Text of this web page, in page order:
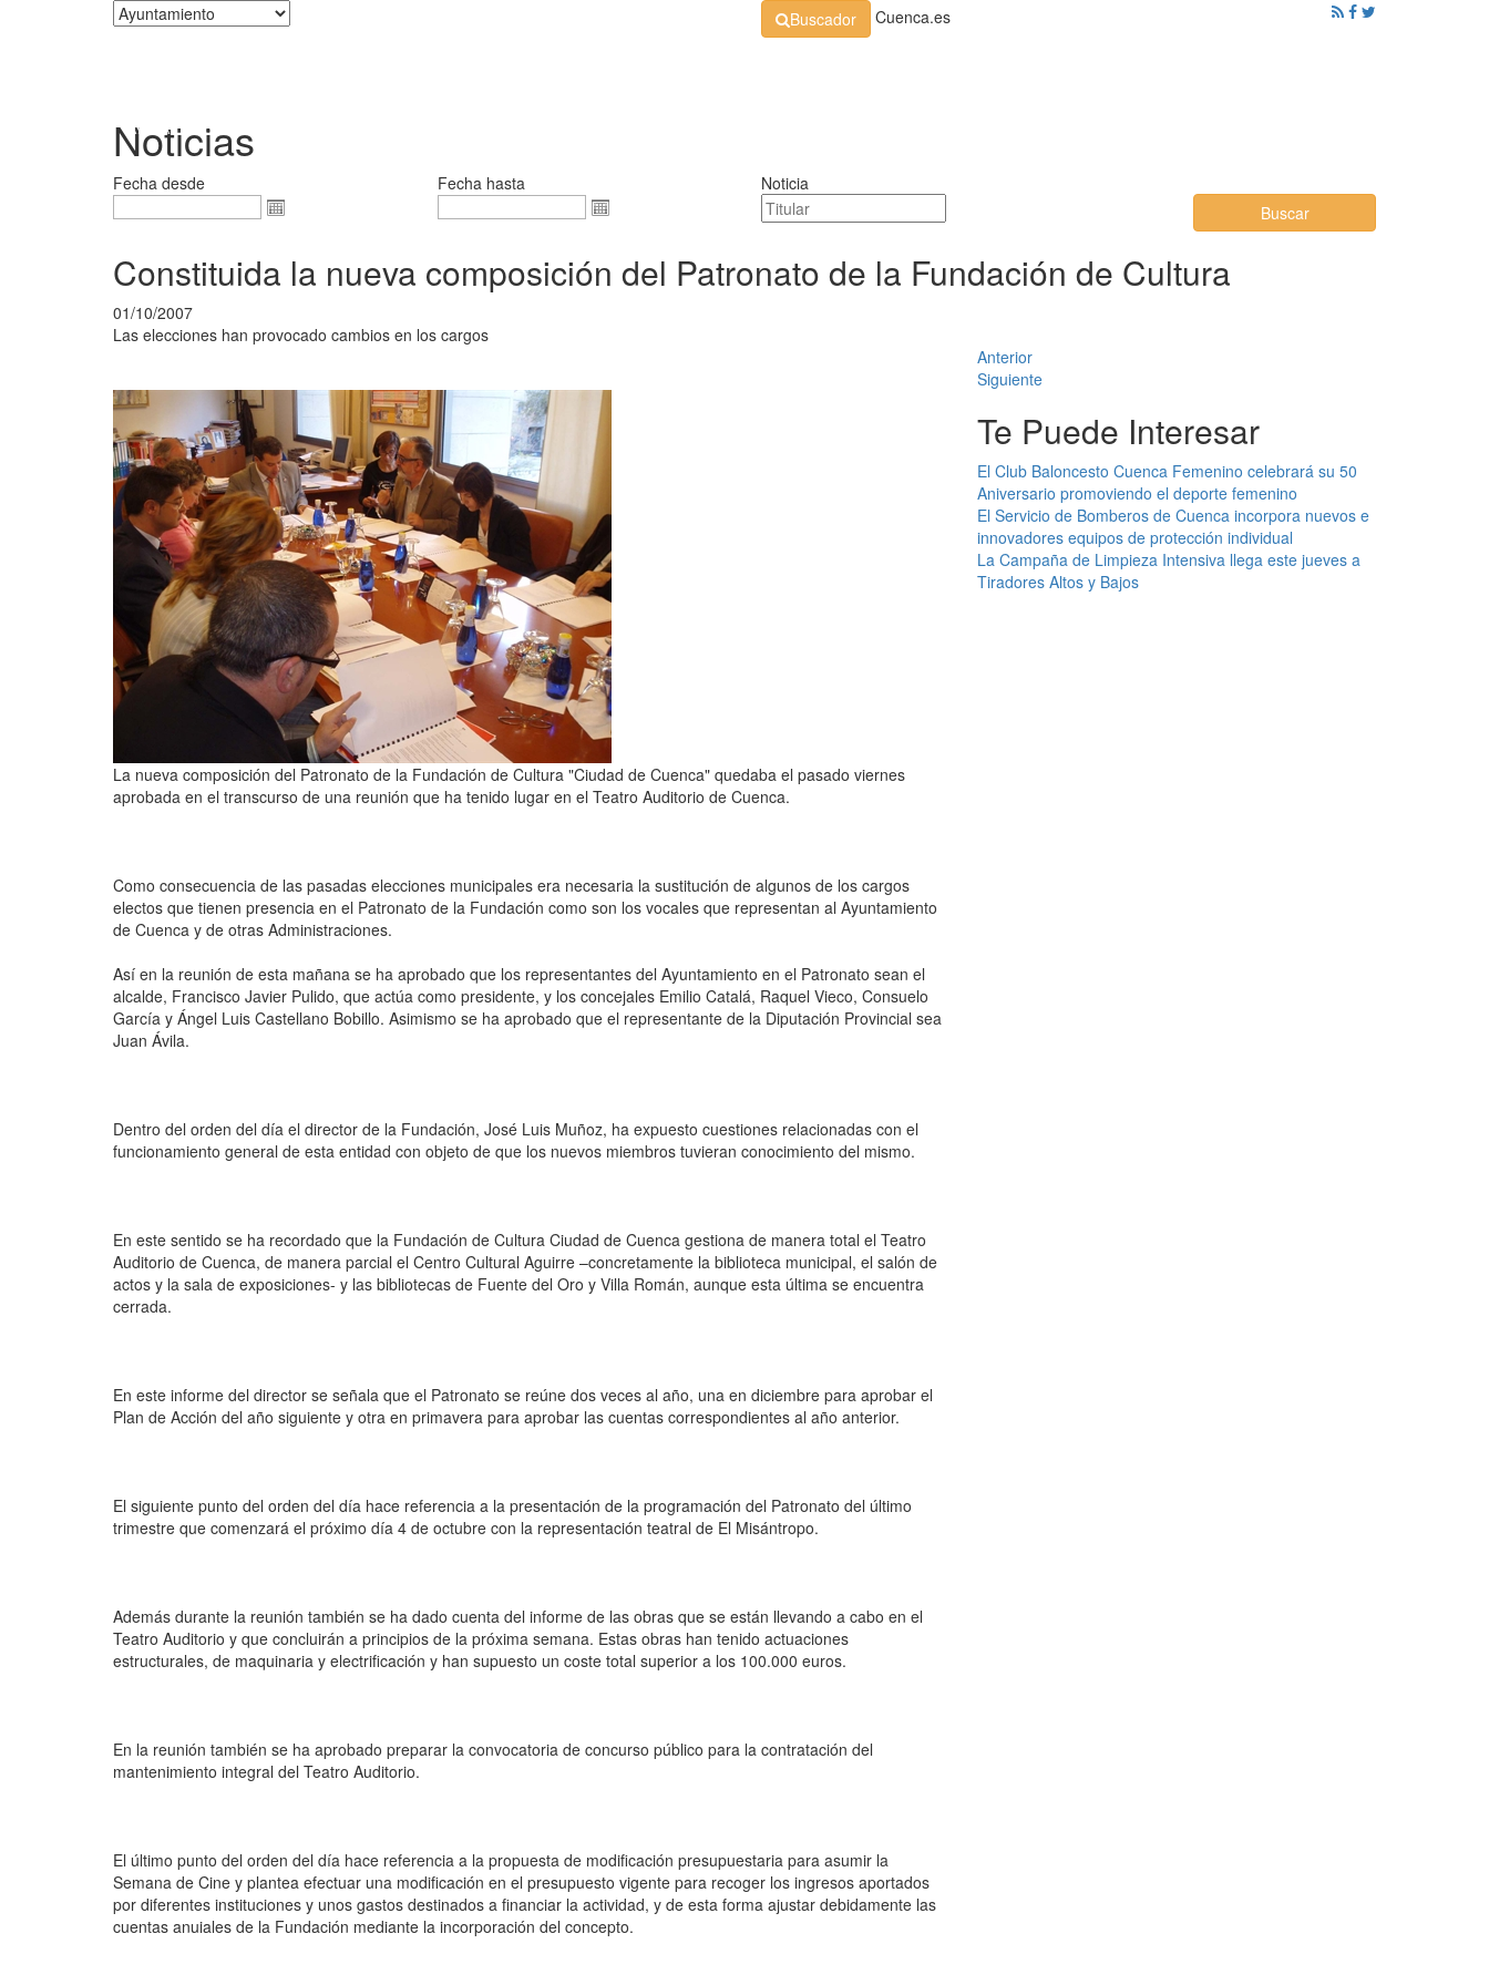
Buscador Cuenca.es
Noticias
Fecha desde Fecha hasta
Noticia
Buscar
Constituida la nueva composición del Patronato de la Fundación de Cultura
01/10/2007
Las elecciones han provocado cambios en los cargos
Anterior
Siguiente
La nueva composición del Patronato de la Fundación de Cultura "Ciudad de Cuenca" quedaba el pasado viernes
aprobada en el transcurso de una reunión que ha tenido lugar en el Teatro Auditorio de Cuenca.
Como consecuencia de las pasadas elecciones municipales era necesaria la sustitución de algunos de los cargos
electos que tienen presencia en el Patronato de la Fundación como son los vocales que representan al Ayuntamiento
de Cuenca y de otras Administraciones.
Así en la reunión de esta mañana se ha aprobado que los representantes del Ayuntamiento en el Patronato sean el
alcalde, Francisco Javier Pulido, que actúa como presidente, y los concejales Emilio Catalá, Raquel Vieco, Consuelo
García y Ángel Luis Castellano Bobillo. Asimismo se ha aprobado que el representante de la Diputación Provincial sea
Juan Ávila.
Dentro del orden del día el director de la Fundación, José Luis Muñoz, ha expuesto cuestiones relacionadas con el
funcionamiento general de esta entidad con objeto de que los nuevos miembros tuvieran conocimiento del mismo.
En este sentido se ha recordado que la Fundación de Cultura Ciudad de Cuenca gestiona de manera total el Teatro
Auditorio de Cuenca, de manera parcial el Centro Cultural Aguirre –concretamente la biblioteca municipal, el salón de
actos y la sala de exposiciones- y las bibliotecas de Fuente del Oro y Villa Román, aunque esta última se encuentra
cerrada.
En este informe del director se señala que el Patronato se reúne dos veces al año, una en diciembre para aprobar el
Plan de Acción del año siguiente y otra en primavera para aprobar las cuentas correspondientes al año anterior.
El siguiente punto del orden del día hace referencia a la presentación de la programación del Patronato del último
trimestre que comenzará el próximo día 4 de octubre con la representación teatral de El Misántropo.
Además durante la reunión también se ha dado cuenta del informe de las obras que se están llevando a cabo en el
Teatro Auditorio y que concluirán a principios de la próxima semana. Estas obras han tenido actuaciones
estructurales, de maquinaria y electrificación y han supuesto un coste total superior a los 100.000 euros.
En la reunión también se ha aprobado preparar la convocatoria de concurso público para la contratación del
mantenimiento integral del Teatro Auditorio.
El último punto del orden del día hace referencia a la propuesta de modificación presupuestaria para asumir la
Semana de Cine y plantea efectuar una modificación en el presupuesto vigente para recoger los ingresos aportados
por diferentes instituciones y unos gastos destinados a financiar la actividad, y de esta forma ajustar debidamente las
cuentas anuiales de la Fundación mediante la incorporación del concepto.
Te Puede Interesar
El Club Baloncesto Cuenca Femenino celebrará su 50
Aniversario promoviendo el deporte femenino
El Servicio de Bomberos de Cuenca incorpora nuevos e
innovadores equipos de protección individual
La Campaña de Limpieza Intensiva llega este jueves a
Tiradores Altos y Bajos